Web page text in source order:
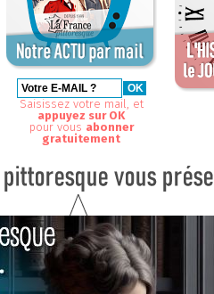
Saisissez votre mail, et
appuyez sur OK
pour vous abonner
gratuitement